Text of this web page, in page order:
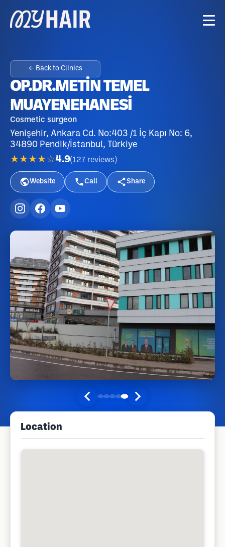
← Back to Clinics
OP.DR.METİN TEMEL
MUAYENEHANESİ
Cosmetic surgeon
Yenişehir, Ankara Cd. No:403 /1 İç Kapı No: 6,
34890 Pendik/İstanbul, Türkiye
★★★★☆4.9(127 reviews )
Website Call Share
Location